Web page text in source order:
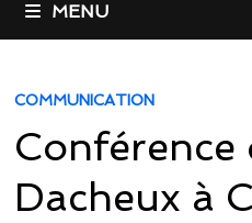
MENU
COMMUNICATION
Conférence
Dacheux à